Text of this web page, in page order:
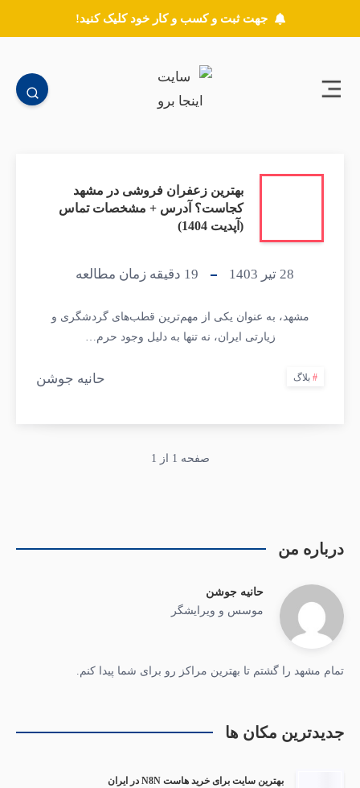
جهت ثبت و کسب و کار خود کلیک کنید!
بهترین زعفران فروشی در مشهد
کجاست؟ آدرس + مشخصات تماس
(آپدیت 1404)
28 تیر 1403 19 دقیقه زمان مطالعه
مشهد، به عنوان یکی از مهم‌ترین قطب‌های گردشگری و
زیارتی ایران، نه تنها به دلیل وجود حرم…
بلاگ حانیه جوشن
صفحه 1 از 1
درباره من
حانیه جوشن
موسس و ویرایشگر
تمام مشهد را گشتم تا بهترین مراکز رو برای شما پیدا کنم.
جدیدترین مکان ها
بهترین سایت برای خرید هاست N8N در ایران